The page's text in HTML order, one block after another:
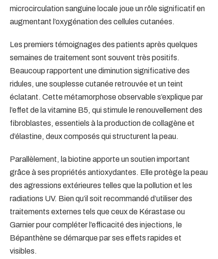
microcirculation sanguine locale joue un rôle significatif en
augmentant l’oxygénation des cellules cutanées.
Les premiers témoignages des patients après quelques
semaines de traitement sont souvent très positifs.
Beaucoup rapportent une diminution significative des
ridules, une souplesse cutanée retrouvée et un teint
éclatant. Cette métamorphose observable s’explique par
l’effet de la vitamine B5, qui stimule le renouvellement des
fibroblastes, essentiels à la production de collagène et
d’élastine, deux composés qui structurent la peau.
Parallèlement, la biotine apporte un soutien important
grâce à ses propriétés antioxydantes. Elle protège la peau
des agressions extérieures telles que la pollution et les
radiations UV. Bien qu’il soit recommandé d’utiliser des
traitements externes tels que ceux de Kérastase ou
Garnier pour compléter l’efficacité des injections, le
Bépanthène se démarque par ses effets rapides et
visibles.